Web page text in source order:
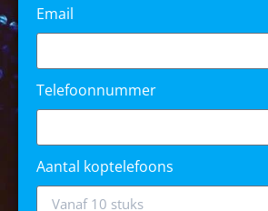
Email
Telefoonnummer
Aantal koptelefoons